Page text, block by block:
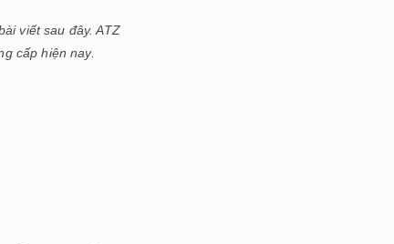
viết sau đây. ATZ
cấp hiện nay.